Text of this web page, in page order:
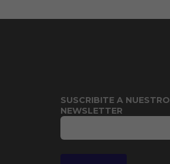
SUSCRIBITE A NUESTRO
NEWSLETTER